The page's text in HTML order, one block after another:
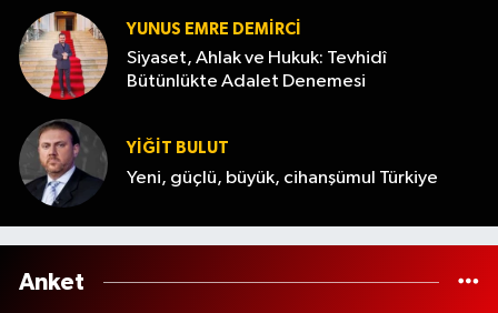
YUNUS EMRE DEMIRCI
Siyaset, Ahlak ve Hukuk: Tevhidî
Bütünlükte Adalet Denemesi
YİĞİT BULUT
Yeni, güçlü, büyük, cihanşümul Türkiye
Anket